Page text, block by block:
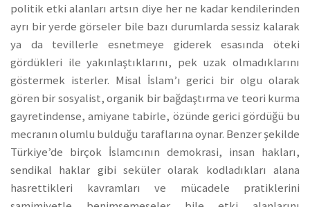
politik etki alanları artsın diye her ne kadar kendilerinden
ayrı bir yerde görseler bile bazı durumlarda sessiz kalarak
ya da tevillerle esnetmeye giderek esasında öteki
gördükleri ile yakınlaştıklarını, pek uzak olmadıklarını
göstermek isterler. Misal İslam’ı gerici bir olgu olarak
gören bir sosyalist, organik bir bağdaştırma ve teori kurma
gayretindense, amiyane tabirle, özünde gerici gördüğü bu
mecranın olumlu bulduğu taraflarına oynar. Benzer şekilde
Türkiye’de birçok İslamcının demokrasi, insan hakları,
sendikal haklar gibi seküler olarak kodladıkları alana
hasrettikleri kavramları ve mücadele pratiklerini